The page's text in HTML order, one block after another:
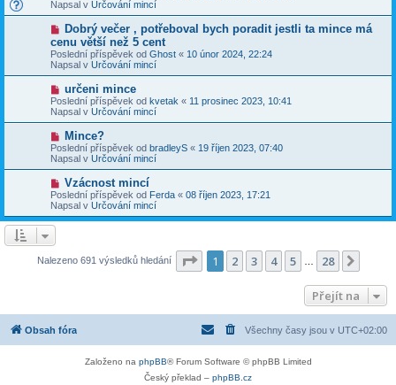
e
k
s
p
v
e
k
ý
p
í
s
p
ě
v
e
k
Napsal v Určování mincí
N
v
ý
p
ř
s
p
ě
v
e
k
Dobrý večer , potřeboval bych poradit jestli ta mince má
cenu větší než 5 cent
Poslední příspěvek od Ghost « 10 únor 2024, 22:24
Napsal v Určování mincí
N
o
v
ý
p
í
s
p
ě
v
e
k
určeni mince
Poslední příspěvek od kvetak « 11 prosinec 2023, 10:41
Napsal v Určování mincí
N
o
v
ý
p
í
s
p
k
Mince?
Poslední příspěvek od bradleyS « 19 říjen 2023, 07:40
Napsal v Určování mincí
N
o
v
ý
p
p
Vzácnost mincí
Poslední příspěvek od Ferda « 08 říjen 2023, 17:21
Napsal v Určování mincí
Nalezeno 691 výsledků hledání Stránka z 28
1 2 3 4 5 28
Přejít na
Obsah fóra Všechny časy jsou v UTC+02:00
Založeno na phpBB® Forum Software © phpBB Limited
Český překlad – phpBB.cz